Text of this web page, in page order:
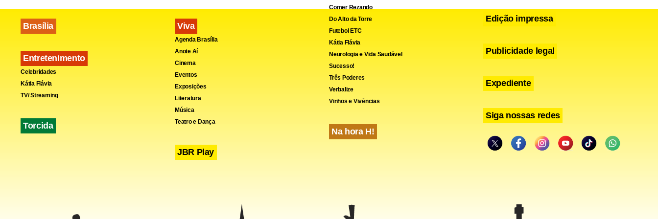
presidente pelas vacinas foram fortemente explorados por Lula na campanha eleitoral
Brasília
Entretenimento
Celebridades
Kátia Flávia
TV/ Streaming
Torcida
Viva
Agenda Brasília
Anote Aí
Cinema
Eventos
Exposições
Literatura
Música
Teatro e Dança
JBR Play
Comer Rezando
Do Alto da Torre
Futebol ETC
Kátia Flávia
Neurologia e Vida Saudável
Sucesso!
Três Poderes
Verbalize
Vinhos e Vivências
Na hora H!
Edição impressa
Publicidade legal
Expediente
Siga nossas redes